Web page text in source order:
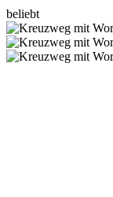
beliebt